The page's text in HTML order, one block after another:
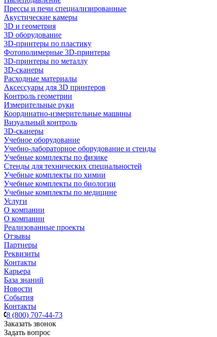
Прессы и печи специализированные
Акустические камеры
3D и геометрия
3D оборудование
3D-принтеры по пластику
Фотополимерные 3D-принтеры
3D-принтеры по металлу
3D-сканеры
Расходные материалы
Аксессуары для 3D принтеров
Контроль геометрии
Измерительные руки
Координатно-измерительные машины
Визуальный контроль
3D-сканеры
Учебное оборудование
Учебно-лабораторное оборудование и стенды
Учебные комплекты по физике
Стенды для технических специальностей
Учебные комплекты по химии
Учебные комплекты по биологии
Учебные комплекты по медицине
Услуги
О компании
О компании
Реализованные проекты
Отзывы
Партнеры
Реквизиты
Контакты
Карьера
База знаний
Новости
События
Контакты
8 (800) 707-44-73
Заказать звонок
Задать вопрос